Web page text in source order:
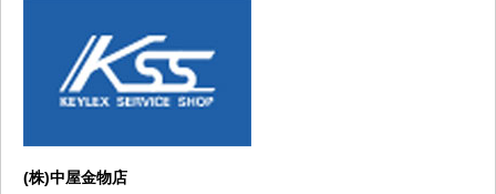
(株)中屋金物店